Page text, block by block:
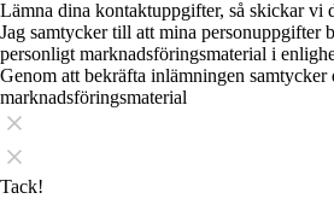
Lämna dina kontaktuppgifter, så skickar vi
Jag samtycker till att mina personuppgifter
personligt marknadsföringsmaterial i
Genom att bekräfta inlämningen samtycker
marknadsföringsmaterial
Tack!